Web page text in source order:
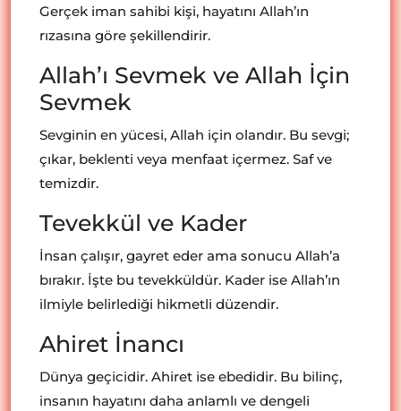
Gerçek iman sahibi kişi, hayatını Allah’ın
rızasına göre şekillendirir.
Allah’ı Sevmek ve Allah İçin
Sevmek
Sevginin en yücesi, Allah için olandır. Bu sevgi;
çıkar, beklenti veya menfaat içermez. Saf ve
temizdir.
Tevekkül ve Kader
İnsan çalışır, gayret eder ama sonucu Allah’a
bırakır. İşte bu tevekküldür. Kader ise Allah’ın
ilmiyle belirlediği hikmetli düzendir.
Ahiret İnancı
Dünya geçicidir. Ahiret ise ebedidir. Bu bilinç,
insanın hayatını daha anlamlı ve dengeli